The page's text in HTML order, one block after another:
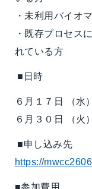
・未利用バイオ
・既存プロセス
れている方
■日時
６月１７日 （
６月３０日 （
■申し込み先
https://
■参加費用